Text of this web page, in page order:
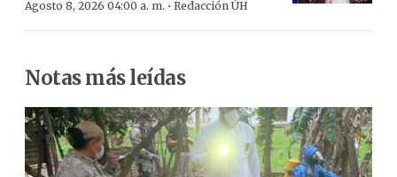
Agosto 8, 2026 04:00 a. m. · Redacción ÚH
Notas más leídas